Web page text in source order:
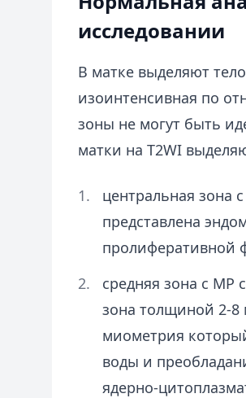
исследовании
В матке выделяют
изоинтенсивная по
зоны не могут быть
матки на T2WI
центральная зона
представлена
пролиферативной
средняя зона с МР
зона толщиной 2-8
миометрия
воды и
ядерно-